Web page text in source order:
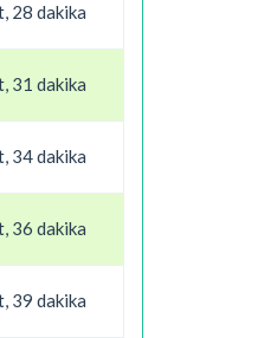
28 dakika
31 dakika
34 dakika
36 dakika
39 dakika